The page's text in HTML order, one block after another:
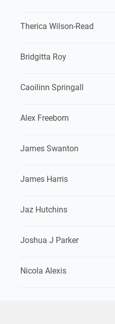
Therica Wilson-Read
Bridgitta Roy
Caoilinn Springall
Alex Freeborn
James Swanton
James Harris
Jaz Hutchins
Joshua J Parker
Nicola Alexis